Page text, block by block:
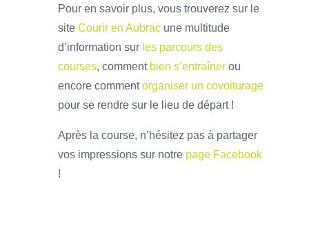
Pour en savoir plus, vous trouverez sur le
site Courir en Aubrac une multitude
d’information sur les parcours des
courses, comment bien s’entraîner ou
encore commentorganiser un covoiturage
pour se rendre sur le lieu de départ !
Après la course, n’hésitez pas à partager
vos impressions sur notre page Facebook
!